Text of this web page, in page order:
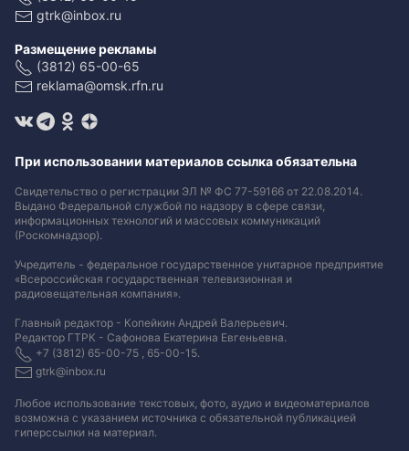
gtrk@inbox.ru
Размещение рекламы
(3812) 65-00-65
reklama@omsk.rfn.ru
При использовании материалов ссылка обязательна
Свидетельство о регистрации ЭЛ № ФС 77-59166 от 22.08.2014.
Выдано Федеральной службой по надзору в сфере связи,
информационных технологий и массовых коммуникаций
(Роскомнадзор).
Учредитель - федеральное государственное унитарное предприятие
«Всероссийская государственная телевизионная и
радиовещательная компания».
Главный редактор - Копейкин Андрей Валерьевич.
Редактор ГТРК - Сафонова Екатерина Евгеньевна.
+7 (3812) 65-00-75 , 65-00-15.
gtrk@inbox.ru
Любое использование текстовых, фото, аудио и видеоматериалов
возможна с указанием источника с обязательной публикацией
гиперссылки на материал.